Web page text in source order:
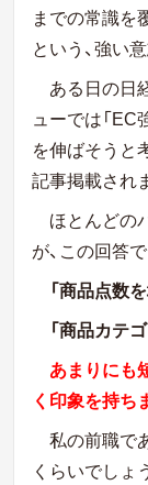
までの常識を
という、強い
ある日の日
ューでは「
を伸ばそうと
記事掲載され
ほとんどの
が、この回答で
「商品点数
「商品カテ
あまりにも
く印象を持ち
私の前職で
くらいでしょ